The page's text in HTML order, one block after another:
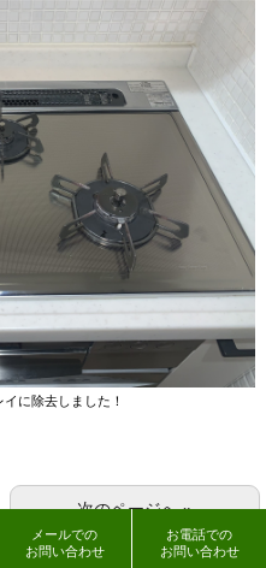
に除去しました！
次のページへ »
メールでの
お問い合わせ
お電話での
お問い合わせ